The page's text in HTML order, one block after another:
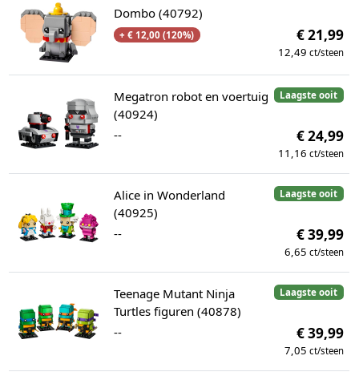
Dombo (40792)
+ € 12,00 (120%) € 21,99
12,49 ct/steen
Laagste ooit
Megatron robot en voertuig
(40924)
--
€ 24,99
11,16 ct/steen
Laagste ooit
Alice in Wonderland
(40925)
--
€ 39,99
6,65 ct/steen
Laagste ooit
Teenage Mutant Ninja
Turtles figuren (40878)
--
€ 39,99
7,05 ct/steen